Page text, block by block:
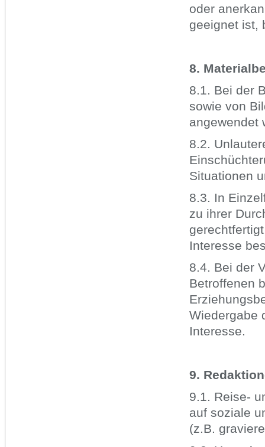
oder
geeignet ist,
8.
8.1. Bei der
sowie von
angewendet
8.2.
Situationen
8.3. In
zu ihrer
Interesse
8.4. Bei der
Betroffenen
Wiedergabe
Interesse.
9.
9.1. Reise-
auf soziale
(z.B.